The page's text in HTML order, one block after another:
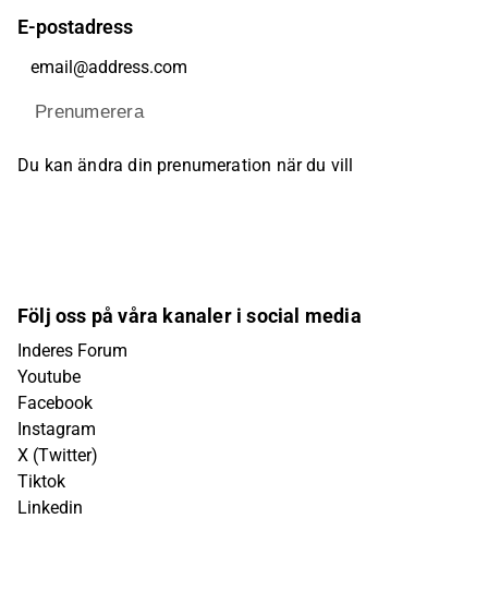
E-postadress
Prenumerera
Du kan ändra din prenumeration när du vill
Följ oss på våra kanaler i social media
Inderes Forum
Youtube
Facebook
Instagram
X (Twitter)
Tiktok
Linkedin